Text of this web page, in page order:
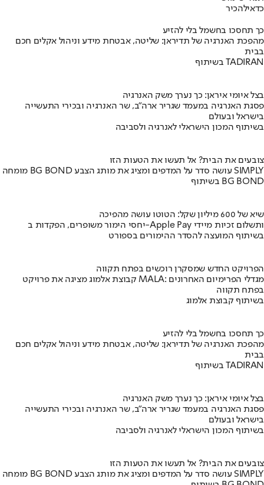
כדאילהכיר
כך תחסכו בחשמל בלי להזיע
מהפכת האנרגיה של תדיראן: שליטה, אבטחת מידע וניהול אקלים חכם
בבית
בשיתוף TADIRAN
בצל איומי איראן: כך נערך משק האנרגיה
פסגת האנרגיה במעמד שגריר ארה"ב, שר האנרגיה ובכירי התעשייה
בישראל ובעולם
בשיתוף המכון הישראלי לאנרגיה ולסביבה
צובעים את הבית? אל תעשו את הטעות הזו
מומחה BG BOND עושה סדר על המדפים ומציג את מותג הצבע SIMPLY
בשיתוף BG BOND
שיא של 600 מיליון שקל: הטוטו עושה מהפיכה
יחסי הימור משופרים, הפקדות ב-Apple Pay ותשלום זכיות מיידי
בשיתוף המועצה להסדר ההימורים בספורט
הפרויקט החדש שמסקרן רוכשים בפתח תקווה
קבוצת אלמוג מציגה את פרויקט MALA: מגדלי הפרימיום האחרונים
בפתח תקווה
בשיתוף קבוצת אלמוג
כך תחסכו בחשמל בלי להזיע
מהפכת האנרגיה של תדיראן: שליטה, אבטחת מידע וניהול אקלים חכם
בבית
בשיתוף TADIRAN
בצל איומי איראן: כך נערך משק האנרגיה
פסגת האנרגיה במעמד שגריר ארה"ב, שר האנרגיה ובכירי התעשייה
בישראל ובעולם
בשיתוף המכון הישראלי לאנרגיה ולסביבה
צובעים את הבית? אל תעשו את הטעות הזו
מומחה BG BOND עושה סדר על המדפים ומציג את מותג הצבע SIMPLY